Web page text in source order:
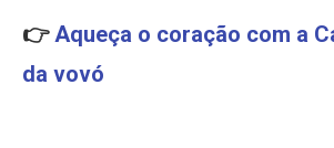
👉 Aqueça o coração com a
da vovó